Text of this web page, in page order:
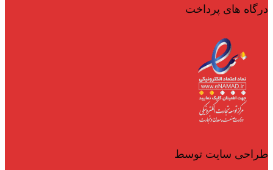
درگاه های پرداخت
طراحی سایت توسط